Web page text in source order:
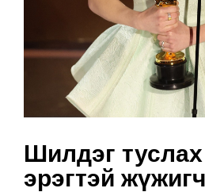
Шилдэг
эрэгтэй